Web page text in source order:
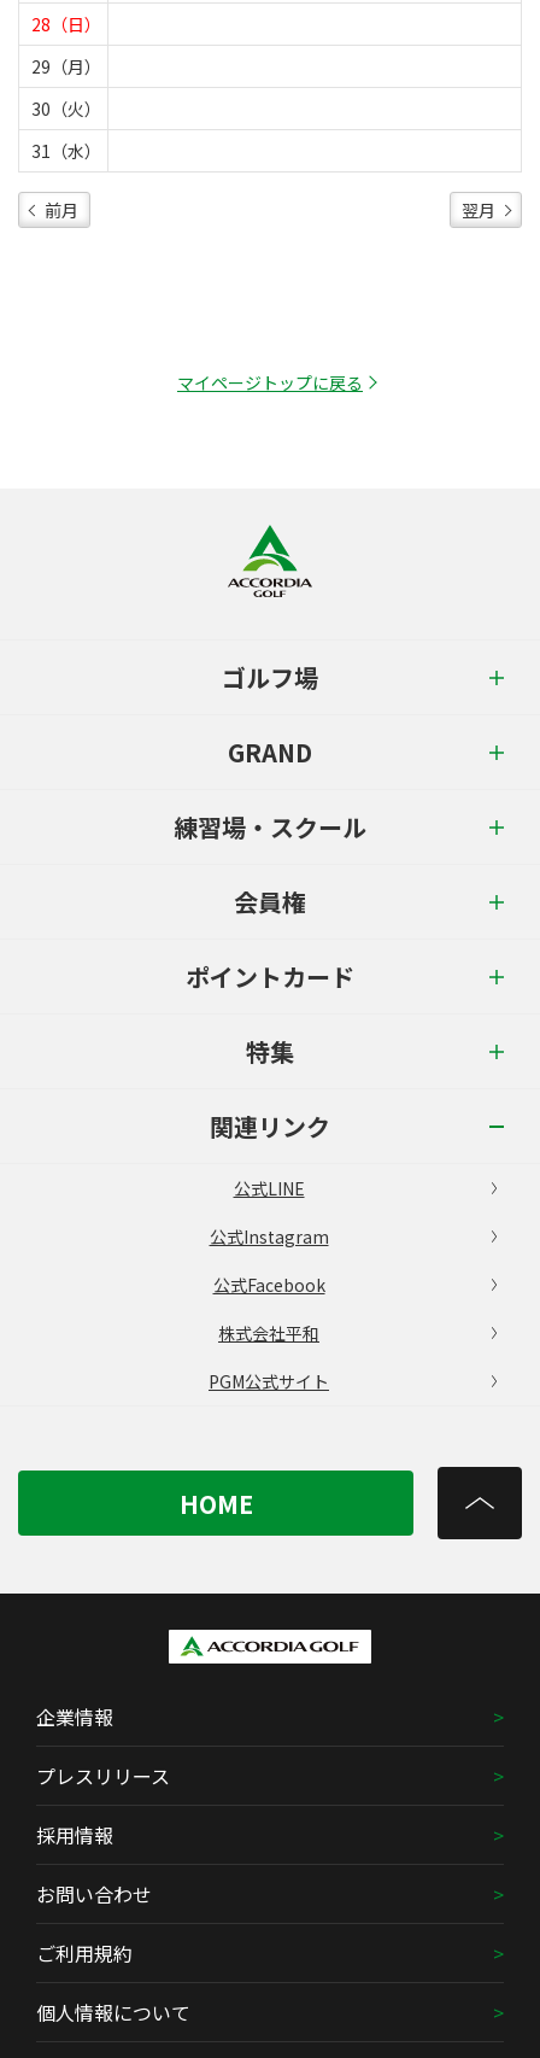
28（日）
29（月）
30（火）
31（水）
前月 翌月
マイページトップに戻る
ゴルフ場
GRAND
練習場・スクール
会員権
ポイントカード
特集
関連リンク
公式LINE
公式Instagram
公式Facebook
株式会社平和
PGM公式サイト
HOME
企業情報
プレスリリース
採用情報
お問い合わせ
ご利用規約
個人情報について